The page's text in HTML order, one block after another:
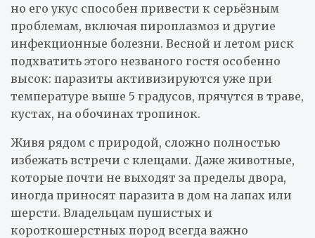
но его укус способен привести к серьёзным
проблемам, включая пироплазмоз и другие
инфекционные болезни. Весной и летом риск
подхватить этого незваного гостя особенно
высок: паразиты активизируются уже при
температуре выше 5 градусов, прячутся в траве,
кустах, на обочинах тропинок.
Живя рядом с природой, сложно полностью
избежать встречи с клещами. Даже животные,
которые почти не выходят за пределы двора,
иногда приносят паразита в дом на лапах или
шерсти. Владельцам пушистых и
короткошерстных пород всегда важно